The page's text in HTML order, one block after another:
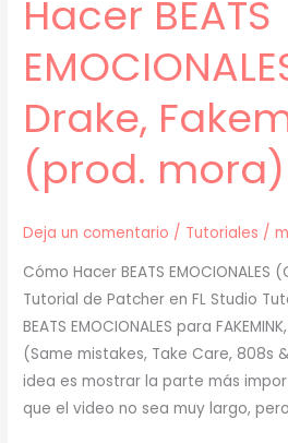
Hacer BEATS
Drake,
(prod.
Deja un comentario / Tutoriales /
Cómo Hacer BEATS
Tutorial de Patcher en FL Studio
BEATS EMOCIONALES para
(Same mistakes, Take Care, 808s
idea es mostrar la parte más
que el video no sea muy largo,